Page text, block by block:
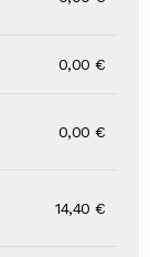
0,00 €
0,00 €
14,40 €